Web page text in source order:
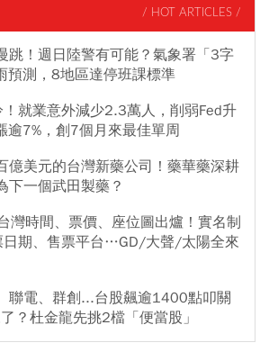
/ HOT ARTICLES /
跳！週日陸警有可能？氣象署「3字
預測，8地區達停班課標準
就業意外減少2.3萬人，削弱Fed升
逾7%，創7個月來最佳單周
億美元的台灣新藥公司！藥華藥深耕
下一個武田製藥？
灣時間、票價、座位圖出爐！實名制
日期、售票平台…GD/大聲/太陽全來
聯電、群創...台股飆逾1400點叩關
？杜金龍先挑2檔「便當股」